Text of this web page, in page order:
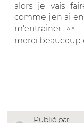
alors je vais
comme j'en ai
m'entrainer.. ^^.
merci beaucoup
Publié par